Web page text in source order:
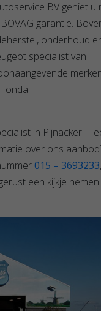
BV geniet u
garantie.
onderhoud
specialist van
in Pijnacker.
over ons
015 – 3693233,
een kijkje nemen